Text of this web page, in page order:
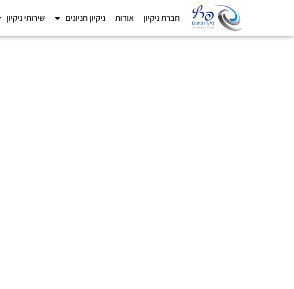
חברת ניקיון אודות ניקיון חניונים שירותי ניקיון